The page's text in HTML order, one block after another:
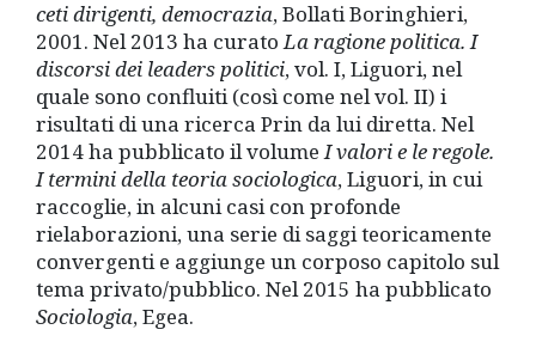
ceti dirigenti, democrazia, Bollati Boringhieri,
2001. Nel 2013 ha curatoLa ragione politica. I
discorsi dei leaders politici, vol. I, Liguori, nel
quale sono confluiti (così come nel vol. II) i
risultati di una ricerca Prin da lui diretta. Nel
2014 ha pubblicato il volumeI valori e le regole.
I termini della teoria sociologica, Liguori, in cui
raccoglie, in alcuni casi con profonde
rielaborazioni, una serie di saggi teoricamente
convergenti e aggiunge un corposo capitolo sul
tema privato/pubblico. Nel 2015 ha pubblicato
Sociologia, Egea.